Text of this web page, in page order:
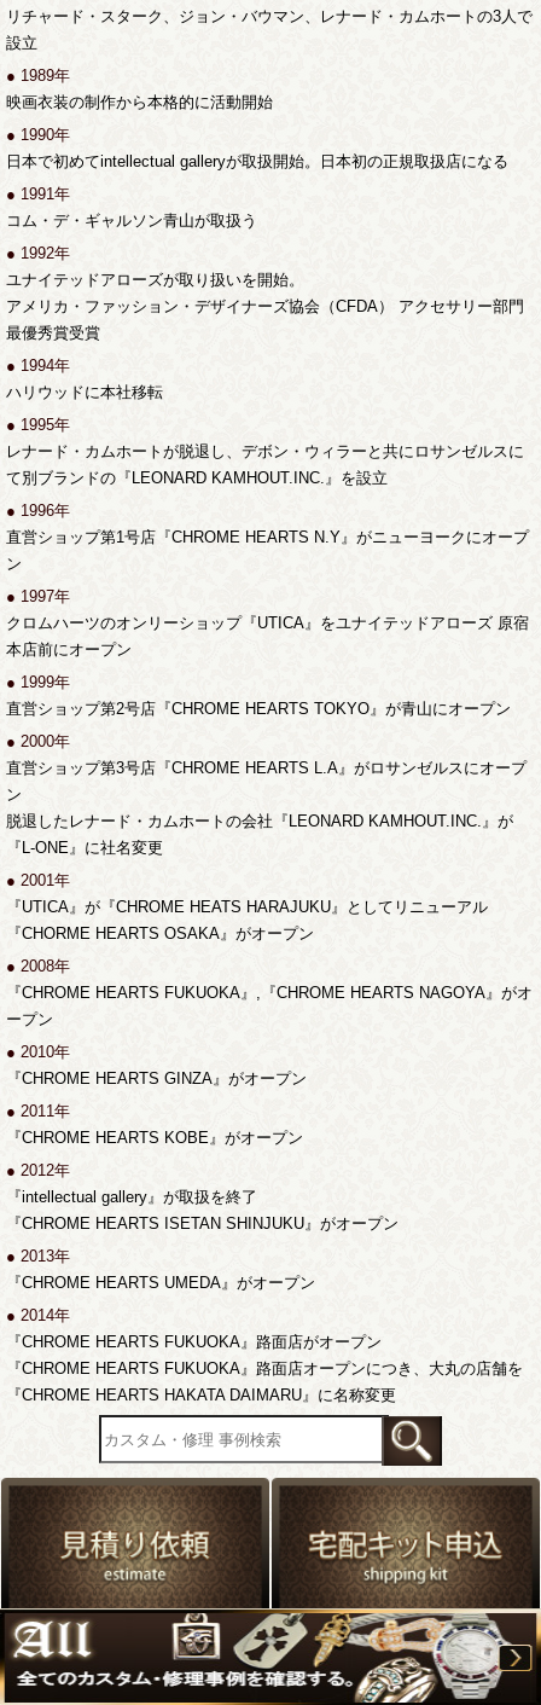
リチャード・スターク、ジョン・バウマン、レナード・カムホートの3人で
設立
● 1989年
映画衣装の制作から本格的に活動開始
● 1990年
日本で初めてintellectual galleryが取扱開始。日本初の正規取扱店になる
● 1991年
コム・デ・ギャルソン青山が取扱う
● 1992年
ユナイテッドアローズが取り扱いを開始。
アメリカ・ファッション・デザイナーズ協会（CFDA） アクセサリー部門
最優秀賞受賞
● 1994年
ハリウッドに本社移転
● 1995年
レナード・カムホートが脱退し、デボン・ウィラーと共にロサンゼルスに
て別ブランドの『LEONARD KAMHOUT.INC.』を設立
● 1996年
直営ショップ第1号店『CHROME HEARTS N.Y』がニューヨークにオープ
ン
● 1997年
クロムハーツのオンリーショップ『UTICA』をユナイテッドアローズ 原宿
本店前にオープン
● 1999年
直営ショップ第2号店『CHROME HEARTS TOKYO』が青山にオープン
● 2000年
直営ショップ第3号店『CHROME HEARTS L.A』がロサンゼルスにオープ
ン
脱退したレナード・カムホートの会社『LEONARD KAMHOUT.INC.』が
『L-ONE』に社名変更
● 2001年
『UTICA』が『CHROME HEATS HARAJUKU』としてリニューアル
『CHORME HEARTS OSAKA』がオープン
● 2008年
『CHROME HEARTS FUKUOKA』,『CHROME HEARTS NAGOYA』がオ
ープン
● 2010年
『CHROME HEARTS GINZA』がオープン
● 2011年
『CHROME HEARTS KOBE』がオープン
● 2012年
『intellectual gallery』が取扱を終了
『CHROME HEARTS ISETAN SHINJUKU』がオープン
● 2013年
『CHROME HEARTS UMEDA』がオープン
● 2014年
『CHROME HEARTS FUKUOKA』路面店がオープン
『CHROME HEARTS FUKUOKA』路面店オープンにつき、大丸の店舗を
『CHROME HEARTS HAKATA DAIMARU』に名称変更